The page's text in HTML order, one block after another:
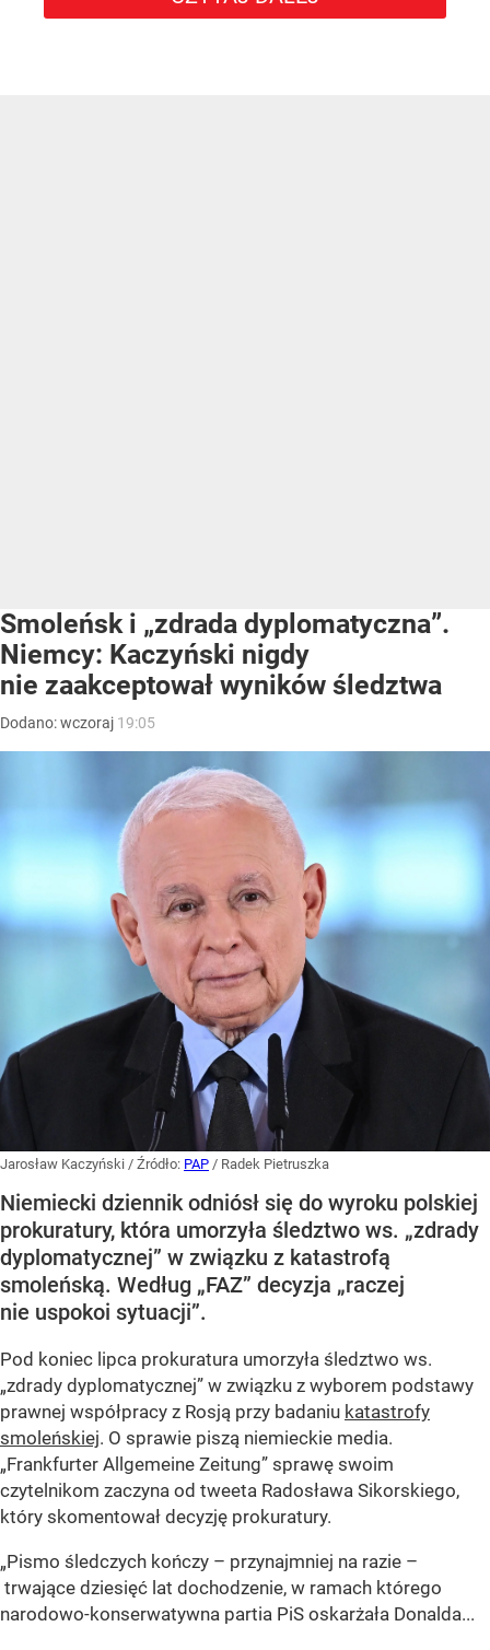
Smoleńsk i „zdrada dyplomatyczna”.
Niemcy: Kaczyński nigdy
nie zaakceptował wyników śledztwa
Dodano:wczoraj 19:05
Jarosław Kaczyński / Źródło: PAP / Radek Pietruszka
Niemiecki dziennik odniósł się do wyroku polskiej
prokuratury, która umorzyła śledztwo ws. „zdrady
dyplomatycznej” w związku z katastrofą
smoleńską. Według „FAZ” decyzja „raczej
nie uspokoi sytuacji”.
Pod koniec lipca prokuratura umorzyła śledztwo ws.
„zdrady dyplomatycznej” w związku z wyborem podstawy
prawnej współpracy z Rosją przy badaniu katastrofy
smoleńskiej. O sprawie piszą niemieckie media.
„Frankfurter Allgemeine Zeitung” sprawę swoim
czytelnikom zaczyna od tweeta Radosława Sikorskiego,
który skomentował decyzję prokuratury.
„Pismo śledczych kończy – przynajmniej na razie –
trwające dziesięć lat dochodzenie, w ramach którego
narodowo-konserwatywna partia PiS oskarżała Donalda...